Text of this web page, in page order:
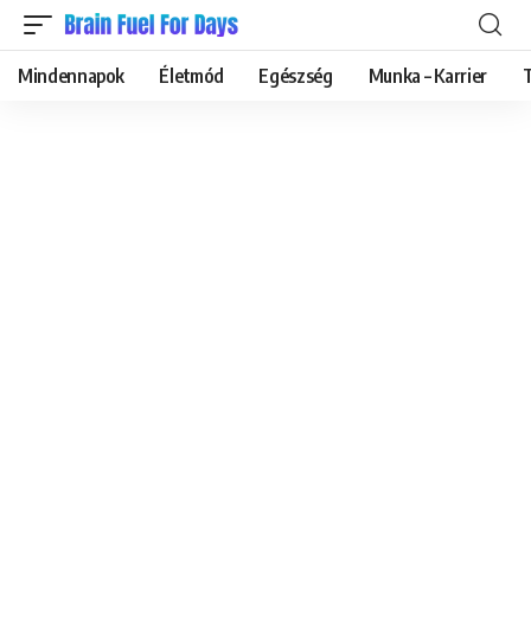
Mindennapok Életmód Egészség Munka – Karrier